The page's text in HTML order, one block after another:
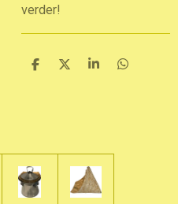
verder!
D
D
S
D